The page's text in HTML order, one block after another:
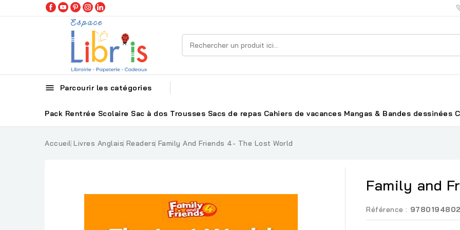
 Parcourir les catégories
Pack Rentrée Scolaire Sac à dos Trousses Sacs de repas Cahiers de vacances Mangas & Bandes dessinées
Accueil Livres Anglais Readers Family And Friends 4- The Lost World
Family and
Référence :